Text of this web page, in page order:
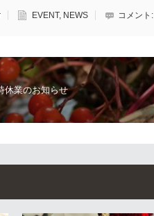
EVENT, NEWS コメント:
休業のお知らせ